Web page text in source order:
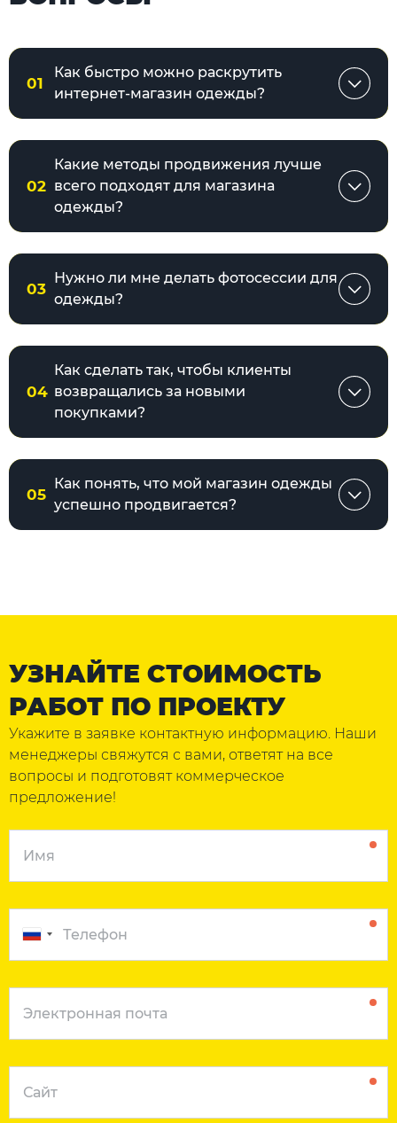
01
Как быстро можно раскрутить
интернет-магазин одежды?
02
Какие методы продвижения лучше
всего подходят для магазина
одежды?
03
Нужно ли мне делать фотосессии для
одежды?
04
Как сделать так, чтобы клиенты
возвращались за новыми
покупками?
05
Как понять, что мой магазин одежды
успешно продвигается?
УЗНАЙТЕ СТОИМОСТЬ
РАБОТ ПО ПРОЕКТУ
Укажите в заявке контактную информацию. Наши
менеджеры свяжутся с вами, ответят на все
вопросы и подготовят коммерческое
предложение!